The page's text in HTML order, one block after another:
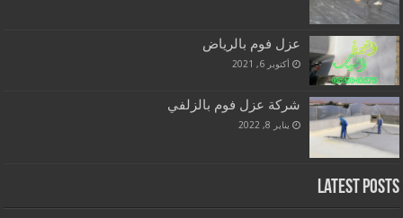
عزل فوم بالرياض
أكتوبر 6, 2021
شركة عزل فوم بالزلفي
يناير 8, 2022
Latest Posts